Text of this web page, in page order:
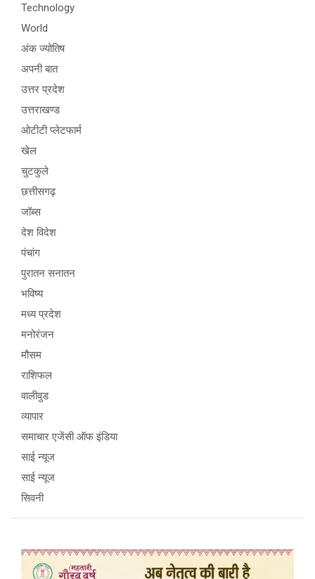
Technology
World
अंक ज्योतिष
अपनी बात
उत्तर प्रदेश
उत्तराखण्ड
ओटीटी प्लेटफार्म
खेल
चुटकुले
छत्तीसगढ़
जॉब्स
देश विदेश
पंचांग
पुरातन सनातन
भविष्य
मध्य प्रदेश
मनोरंजन
मौसम
राशिफल
वालीवुड
व्यापार
समाचार एजेंसी ऑफ इंडिया
साई न्यूज
साई न्यूज
सिवनी